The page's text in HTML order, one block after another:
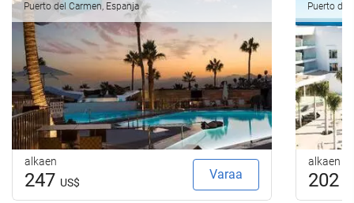
Puerto del Carmen, Espanja
alkaen
247 US$
Varaa
Puerto del
alkaen
202